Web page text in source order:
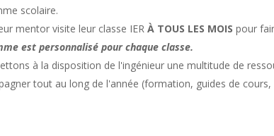
scolaire.
mentor visite leur classe IER À TOUS LES MOIS pour
est personnalisé pour chaque classe.
à la disposition de l'ingénieur une multitude de
tout au long de l'année (formation, guides de cours,